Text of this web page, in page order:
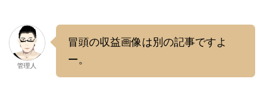
管理人
冒頭の収益画像は別の記事ですよ
ー。